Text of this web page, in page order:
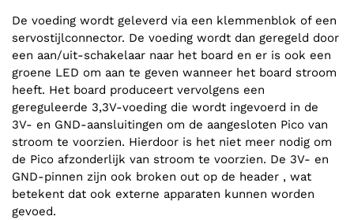
De voeding wordt geleverd via een klemmenblok of een
servostijlconnector. De voeding wordt dan geregeld door
een aan/uit-schakelaar naar het board en er is ook een
groene LED om aan te geven wanneer het board stroom
heeft. Het board produceert vervolgens een
gereguleerde 3,3V-voeding die wordt ingevoerd in de
3V- en GND-aansluitingen om de aangesloten Pico van
stroom te voorzien. Hierdoor is het niet meer nodig om
de Pico afzonderlijk van stroom te voorzien. De 3V- en
GND-pinnen zijn ook broken out op de header , wat
betekent dat ook externe apparaten kunnen worden
gevoed.